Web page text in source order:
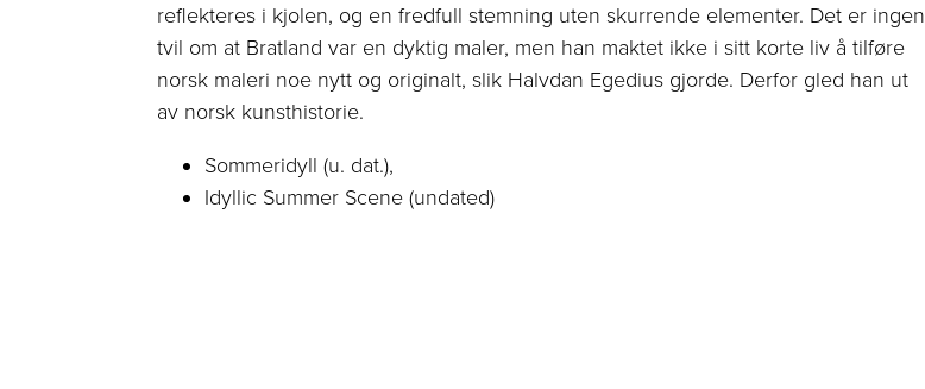
reflekteres i kjolen, og en fredfull stemning uten skurrende elementer. Det er ingen
tvil om at Bratland var en dyktig maler, men han maktet ikke i sitt korte liv å tilføre
norsk maleri noe nytt og originalt, slik Halvdan Egedius gjorde. Derfor gled han ut
av norsk kunsthistorie.
Sommeridyll (u. dat.),
Idyllic Summer Scene (undated)